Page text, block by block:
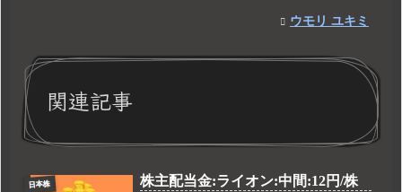
ウモリ ユキミ
関連記事
日本株 株主配当金:ライオン:中間:12円/株